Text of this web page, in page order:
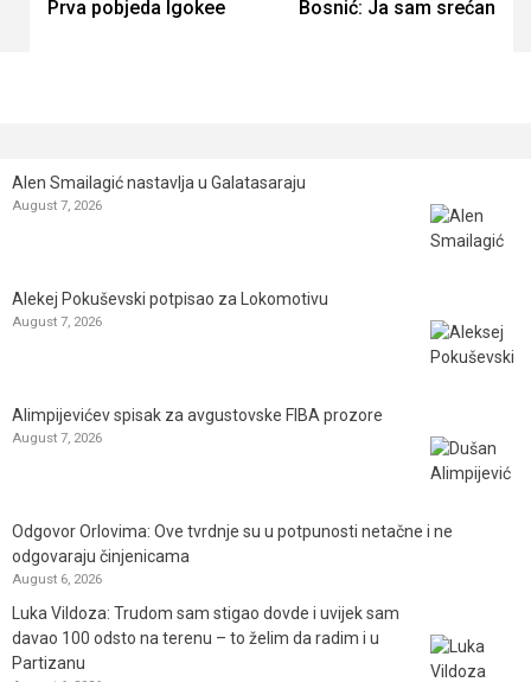
Reading
Prva pobjeda Igokee Bosnić: Ja sam srećan
Alen Smailagić nastavlja u Galatasaraju
August 7, 2026
Alekej Pokuševski potpisao za Lokomotivu
August 7, 2026
Alimpijevićev spisak za avgustovske FIBA prozore
August 7, 2026
Odgovor Orlovima: ​Ove tvrdnje su u potpunosti netačne i ne
odgovaraju činjenicama
August 6, 2026
Luka Vildoza: Trudom sam stigao dovde i uvijek sam
davao 100 odsto na terenu – to želim da radim i u
Partizanu